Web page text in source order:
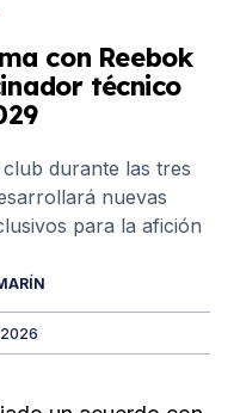
con Reebok
técnico
durante las tres
nuevas
para la afición
2026